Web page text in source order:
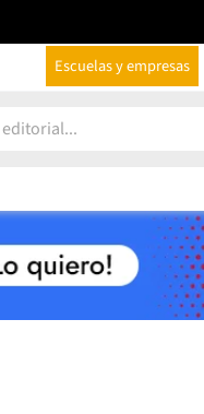
Escuelas y empresas